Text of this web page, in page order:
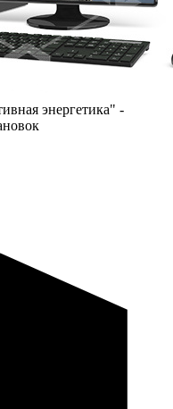
энергетика" -